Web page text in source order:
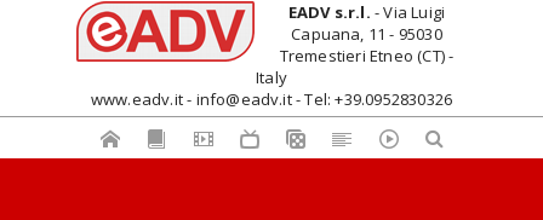
EADV s.r.l. - Via Luigi
Capuana, 11 - 95030
Tremestieri Etneo (CT) -
Italy
www.eadv.it - info@eadv.it - Tel: +39.0952830326